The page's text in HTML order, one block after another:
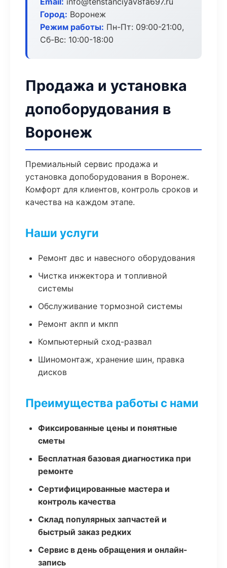
Город: Воронеж
Режим работы: Пн-Пт: 09:00-21:00,
Сб-Вс: 10:00-18:00
Продажа и установка
допоборудования в
Воронеж
Премиальный сервис продажа и
установка допоборудования в Воронеж.
Комфорт для клиентов, контроль сроков и
качества на каждом этапе.
Наши услуги
Ремонт двс и навесного оборудования
Чистка инжектора и топливной
системы
Обслуживание тормозной системы
Ремонт акпп и мкпп
Компьютерный сход-развал
Шиномонтаж, хранение шин, правка
дисков
Преимущества работы с нами
Фиксированные цены и понятные
сметы
Бесплатная базовая диагностика при
ремонте
Сертифицированные мастера и
контроль качества
Склад популярных запчастей и
быстрый заказ редких
Сервис в день обращения и онлайн-
запись